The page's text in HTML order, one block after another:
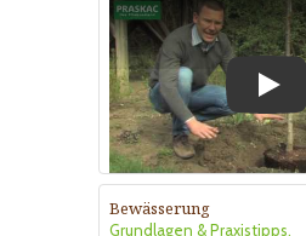
Bewässerung
Grundlagen & Praxistipps.